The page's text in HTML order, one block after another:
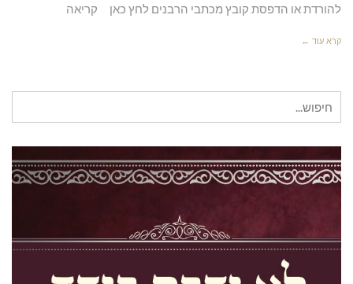
להורדת או הדפסת קובץ מכתבי הרבנים לחץ כאן קריאה
קרא עוד ←
עבור: